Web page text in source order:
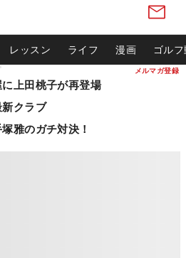
メルマガ登録
レッスン ライフ 漫画 ゴル
上田桃子が再登場
クラブ
雅のガチ対決！